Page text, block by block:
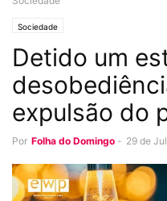
Sociedade
Detido um
expulsão do
Por Folha do Domingo - 29 de